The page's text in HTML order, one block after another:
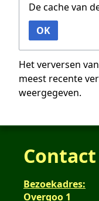
De cache van
OK
Het verversen
meest recente
weergegeven.
Contact
Bezoekadres:
Overgoo 1